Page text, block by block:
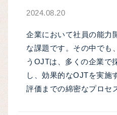
2024.08.20
企業において社員の能力
な課題です。その中でも
うOJTは、多くの企業で
し、効果的なOJTを実施
評価までの綿密なプロセ